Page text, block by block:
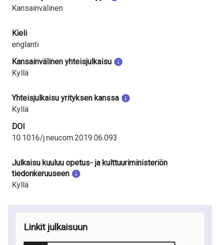
Kansainvälinen
Kieli
englanti
Kansainvälinen yhteisjulkaisu
Kyllä
Yhteisjulkaisu yrityksen kanssa
Kyllä
DOI
10.1016/j.neucom.2019.06.093
Julkaisu kuuluu opetus- ja kulttuuriministeriön
tiedonkeruuseen
Kyllä
Linkit julkaisuun